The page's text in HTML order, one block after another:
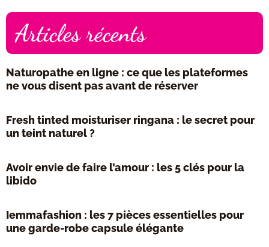
Articles récents
Naturopathe en ligne : ce que les plateformes
ne vous disent pas avant de réserver
Fresh tinted moisturiser ringana : le secret pour
un teint naturel ?
Avoir envie de faire l’amour : les 5 clés pour la
libido
Iemmafashion : les 7 pièces essentielles pour
une garde-robe capsule élégante